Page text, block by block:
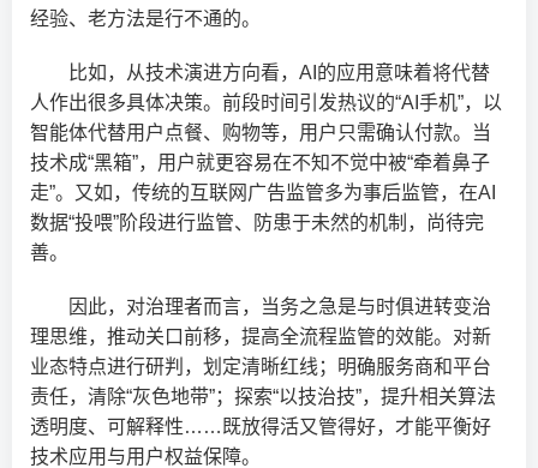
经验、老方法是行不通的。
比如，从技术演进方向看，AI的应用意味着将代替
人作出很多具体决策。前段时间引发热议的“AI手机”，以
智能体代替用户点餐、购物等，用户只需确认付款。当
技术成“黑箱”，用户就更容易在不知不觉中被“牵着鼻子
走”。又如，传统的互联网广告监管多为事后监管，在AI
数据“投喂”阶段进行监管、防患于未然的机制，尚待完
善。
因此，对治理者而言，当务之急是与时俱进转变治
理思维，推动关口前移，提高全流程监管的效能。对新
业态特点进行研判，划定清晰红线；明确服务商和平台
责任，清除“灰色地带”；探索“以技治技”，提升相关算法
透明度、可解释性……既放得活又管得好，才能平衡好
技术应用与用户权益保障。